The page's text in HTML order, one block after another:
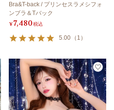
Bra&T-back / プリンセスラメシフォ
ンブラ＆Tバック
¥7,480税込
5.00 （ 1 ）